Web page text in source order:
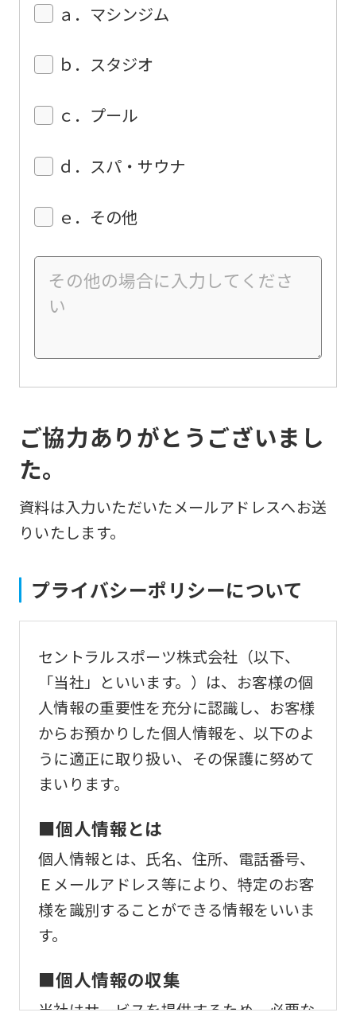
ａ．マシンジム
ｂ．スタジオ
ｃ．プール
ｄ．スパ・サウナ
ｅ．その他
ご協力ありがとうございまし
た。
資料は入力いただいたメールアドレスへお送
りいたします。
プライバシーポリシーについて
セントラルスポーツ株式会社（以下、
「当社」といいます。）は、お客様の個
人情報の重要性を充分に認識し、お客様
からお預かりした個人情報を、以下のよ
うに適正に取り扱い、その保護に努めて
まいります。
■個人情報とは
個人情報とは、氏名、住所、電話番号、
Ｅメールアドレス等により、特定のお客
様を識別することができる情報をいいま
す。
■個人情報の収集
当社はサービスを提供するため、必要な